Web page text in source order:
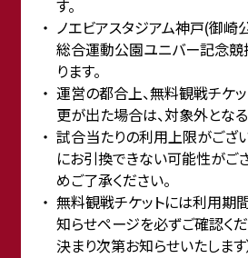
す。
ノエビアスタジアム神戸(御崎
総合運動公園ユニバー記念
ります。
運営の都合上、無料観戦チケ
更が出た場合は、対象外とな
試合当たりの利用上限がござ
にお引換できない可能性がご
めご了承ください。
無料観戦チケットには利用期
知らせページを必ずご確認くだ
決まり次第お知らせいたします